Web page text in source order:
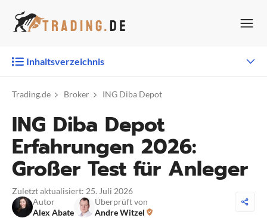
Inhalt
Inhaltsverzeichnis
Trading.de Broker ING Diba Depot
ING Diba Depot
Erfahrungen 2026:
Großer Test für Anleger
Zuletzt aktualisiert: 25. Juli 2026
Autor
Alex Abate
Überprüft von
Andre Witzel